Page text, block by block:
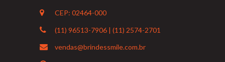
CEP: 02464-000
(11) 96513-7906 | (11) 2574-2701
vendas@brindessmile.com.br